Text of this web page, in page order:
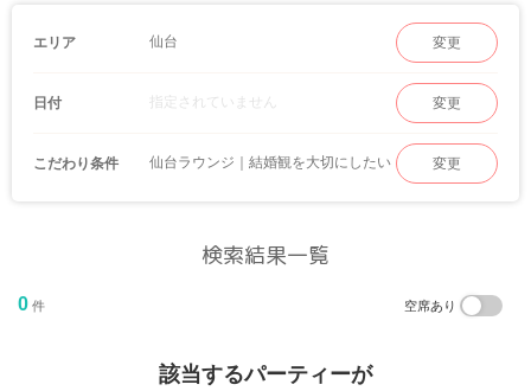
エリア 仙台 変更
日付 指定されていません 変更
こだわり条件 仙台ラウンジ｜結婚観を大切にしたい 変更
検索結果一覧
0 件 空席あり
該当するパーティーが